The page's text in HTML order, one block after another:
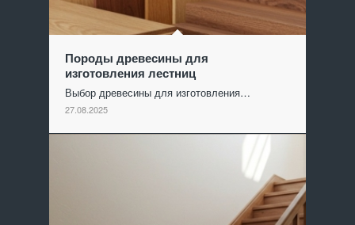
Породы древесины для
изготовления лестниц
Выбор древесины для изготовления…
27.08.2025